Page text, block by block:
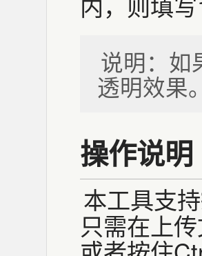
说明：如
透明效果
操作说明
本工具支持
只需在上